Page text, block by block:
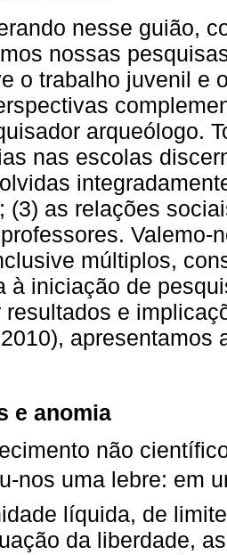
nesse guião,
nossas
o trabalho juvenil e
arqueólogo.
nas escolas
(3) as relações
Valemo-
múltiplos,
à iniciação de
resultados e
apresentamos
e anomia
não
nos uma lebre:
líquida, de
da liberdade,